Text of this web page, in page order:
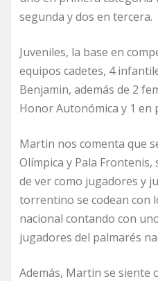
segunda y dos en tercera.
Juveniles, la base en
equipos cadetes, 4
Benjamin, además de 2
Honor Autonómica y 1 en
Martin nos comenta que
Olímpica y Pala
de ver como jugadores y
torrentino se codean con
nacional contando con
jugadores del palmarés
Además, Martin se siente